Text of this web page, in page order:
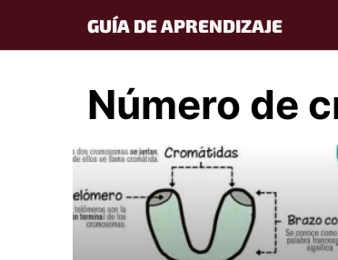
content
GUÍA DE APRENDIZAJE
Número de